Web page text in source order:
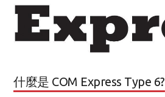
什麼是 COM Express Type 6?